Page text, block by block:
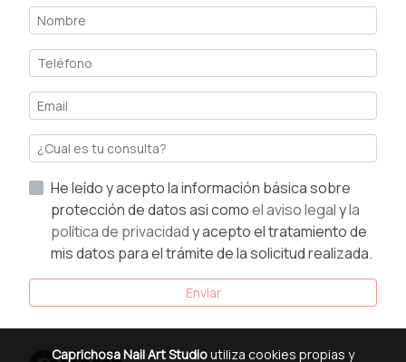
He leído y acepto la información básica sobre
protección de datos asi comoel aviso legalyla
política de privacidady acepto el tratamiento de
mis datos para el trámite de la solicitud realizada.
Enviar
Caprichosa Nail Art Studioutiliza cookies propias y